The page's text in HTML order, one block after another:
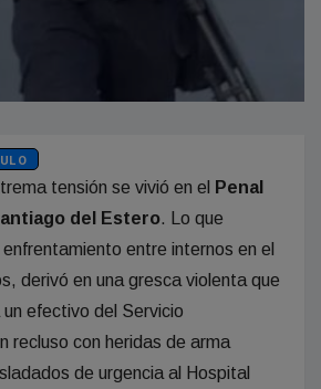
tensión se vivió en el
Penal
del Estero. Lo que
entre internos en el
derivó en una gresca violenta que
efectivo del Servicio
recluso con heridas de arma
de urgencia al Hospital